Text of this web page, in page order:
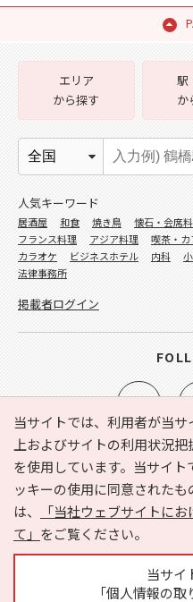
当サイトでは、利用者が当
上およびサイトの利用状況
を使用しています。当サイ
ッキーの使用に同意された
は、
「当社ウェブサイトに
て」 をご覧ください。
当サイ
「個人情報の
e-NAVITA（イーナビタ）とは
利用規約
個人情報の取
サイトマップ
広告掲
エリア
から探す
駅
か
人気キーワード
居酒屋 和食 焼き鳥 懐石・会席
フランス料理
アジア料理 喫茶・カ
カラオケ
ビジネスホテル 内科
法律事務所
掲載者ログイン